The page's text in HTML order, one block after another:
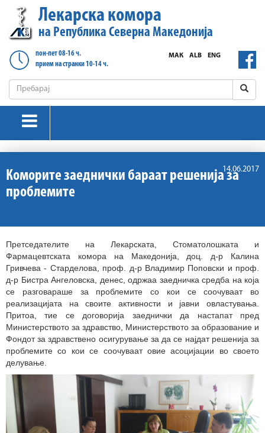
Лекарска комора
на Република Северна Македонија
пон-пет 08-16 ч.
прием на странки 10-14 ч.
ENG
ALB
МАК
14.06.2017
Коморите заеднички бараат решенија за
проблемите
Претседателите на Лекарската, Стоматолошката и
Фармацевтската комора на Македонија, доц. д-р Калина
Гривчева - Старделова, проф. д-р Владимир Поповски и проф.
д-р Бистра Ангеловска, денес, одржаа заедничка средба на која
се разговараше за проблемите со кои се соочуваат во
реализацијата на своите активности и јавни овластувања.
Притоа, тие се договорија заеднички да настапат пред
Министерството за здравство, Министерството за образование и
Фондот за здравствено осигурување за да се најдат решенија за
проблемите со кои се соочуваат овие асоцијации во своето
делување.